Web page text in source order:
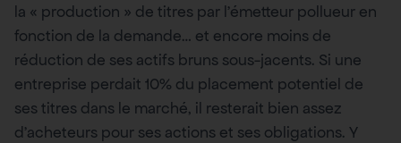
la « production » de titres par l’émetteur pollueur en
fonction de la demande… et encore moins de
réduction de ses actifs bruns sous-jacents. Si une
entreprise perdait 10% du placement potentiel de
ses titres dans le marché, il resterait bien assez
d’acheteurs pour ses actions et ses obligations. Y